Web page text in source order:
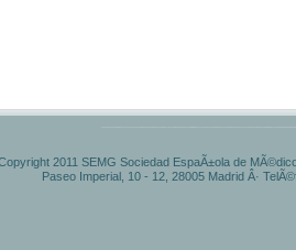
2011 SEMG Sociedad EspaÃ±ola de
Paseo Imperial, 10 - 12, 28005 Madrid Â·